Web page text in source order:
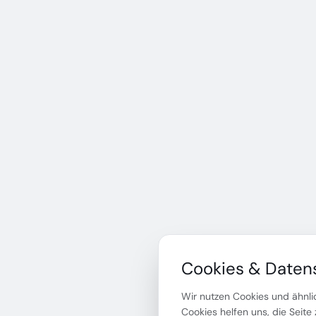
Cookies &
Wir nutzen Cookies und
Cookies helfen uns, die